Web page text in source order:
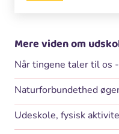
Mere viden om
Når tingene taler til os
Udeskole, fysisk